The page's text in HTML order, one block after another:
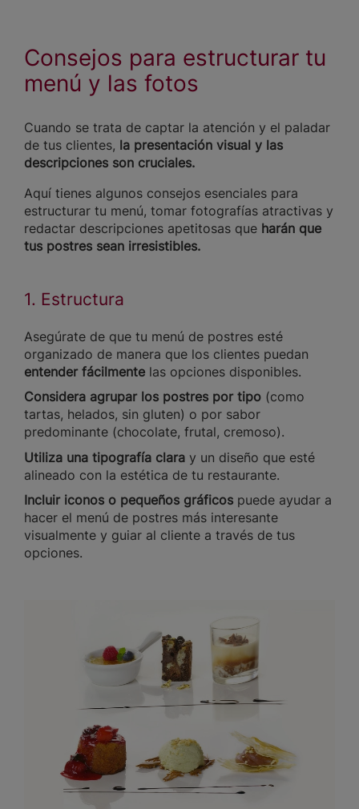
Consejos para estructurar tu
menú y las fotos
Cuando se trata de captar la atención y el paladar
de tus clientes, la presentación visual y las
descripciones son cruciales.
Aquí tienes algunos consejos esenciales para
estructurar tu menú, tomar fotografías atractivas y
redactar descripciones apetitosas que harán que
tus postres sean irresistibles.
1. Estructura
Asegúrate de que tu menú de postres esté
organizado de manera que los clientes puedan
entender fácilmente las opciones disponibles.
Considera agrupar los postres por tipo (como
tartas, helados, sin gluten) o por sabor
predominante (chocolate, frutal, cremoso).
Utiliza una tipografía clara y un diseño que esté
alineado con la estética de tu restaurante.
Incluir iconos o pequeños gráficos puede ayudar a
hacer el menú de postres más interesante
visualmente y guiar al cliente a través de tus
opciones.